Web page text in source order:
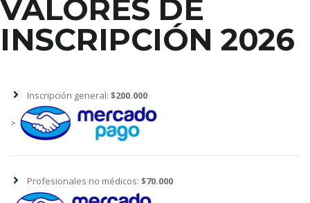
VALORES DE
INSCRIPCIÓN 2026
Inscripción general: $200.000
>
Profesionales no médicos: $70.000